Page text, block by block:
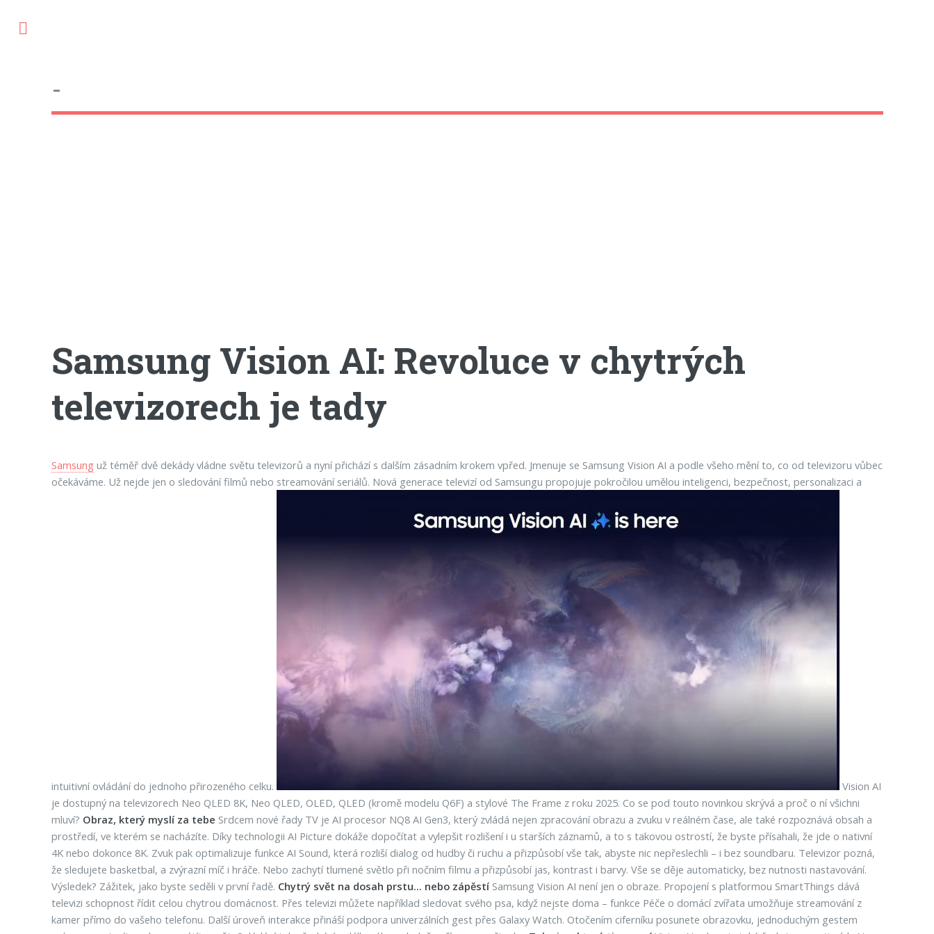
-
Samsung Vision AI: Revoluce v chytrých
televizorech je tady
Samsung už téměř dvě dekády vládne světu televizorů a nyní přichází s dalším zásadním krokem vpřed. Jmenuje se Samsung Vision AI a podle všeho mění to, co od televizoru vůbec
očekáváme. Už nejde jen o sledování filmů nebo streamování seriálů. Nová generace televizí od Samsungu propojuje pokročilou umělou inteligenci, bezpečnost, personalizaci a
intuitivní ovládání do jednoho přirozeného celku.
Vision AI
je dostupný na televizorech Neo QLED 8K, Neo QLED, OLED, QLED (kromě modelu Q6F) a stylové The Frame z roku 2025. Co se pod touto novinkou skrývá a proč o ní všichni
mluví? Obraz, který myslí za tebe Srdcem nové řady TV je AI procesor NQ8 AI Gen3, který zvládá nejen zpracování obrazu a zvuku v reálném čase, ale také rozpoznává obsah a
prostředí, ve kterém se nacházíte. Díky technologii AI Picture dokáže dopočítat a vylepšit rozlišení i u starších záznamů, a to s takovou ostrostí, že byste přísahali, že jde o nativní
4K nebo dokonce 8K. Zvuk pak optimalizuje funkce AI Sound, která rozliší dialog od hudby či ruchu a přizpůsobí vše tak, abyste nic nepřeslechli – i bez soundbaru. Televizor pozná,
že sledujete basketbal, a zvýrazní míč i hráče. Nebo zachytí tlumené světlo při nočním filmu a přizpůsobí jas, kontrast i barvy. Vše se děje automaticky, bez nutnosti nastavování.
Výsledek? Zážitek, jako byste seděli v první řadě. Chytrý svět na dosah prstu... nebo zápěstíSamsung Vision AI není jen o obraze. Propojení s platformou SmartThings dává
televizi schopnost řídit celou chytrou domácnost. Přes televizi můžete například sledovat svého psa, když nejste doma – funkce Péče o domácí zvířata umožňuje streamování z
kamer přímo do vašeho telefonu. Další úroveň interakce přináší podpora univerzálních gest přes Galaxy Watch. Otočením ciferníku posunete obrazovku, jednoduchým gestem